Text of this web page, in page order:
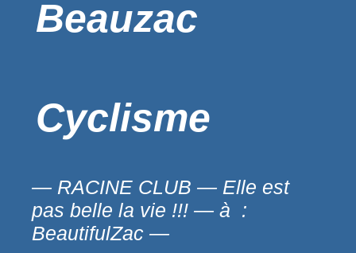
Beauzac
Cyclisme
— RACINE CLUB — Elle est
pas belle la vie !!! — à :
BeautifulZac —